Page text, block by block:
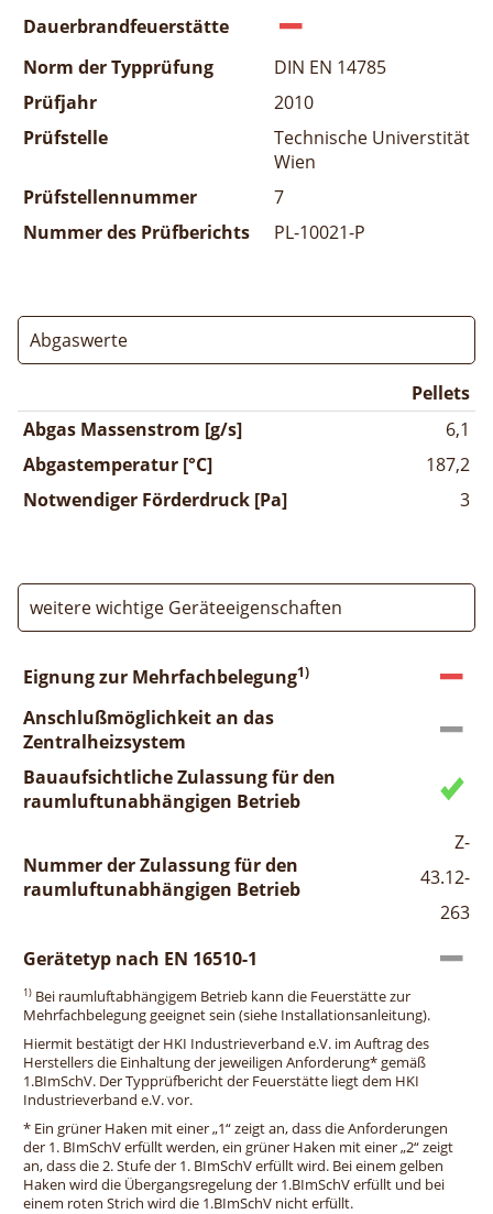
Dauerbrandfeuerstätte
Norm der Typprüfung
DIN EN 14785
Prüfjahr
2010
Prüfstelle
Technische Universtität
Wien
Prüfstellennummer
7
Nummer des Prüfberichts
PL-10021-P
Abgaswerte
Pellets
Abgas Massenstrom [g/s]
6,1
Abgastemperatur [°C]
187,2
Notwendiger Förderdruck [Pa]
3
weitere wichtige Geräteeigenschaften
Eignung zur Mehrfachbelegung1)
Anschlußmöglichkeit an das
Zentralheizsystem
Bauaufsichtliche Zulassung für den
raumluftunabhängigen Betrieb
Nummer der Zulassung für den
raumluftunabhängigen Betrieb
Z-
43.12-
263
Gerätetyp nach EN 16510-1
1) Bei raumluftabhängigem Betrieb kann die Feuerstätte zur
Mehrfachbelegung geeignet sein (siehe Installationsanleitung).
Hiermit bestätigt der HKI Industrieverband e.V. im Auftrag des
Herstellers die Einhaltung der jeweiligen Anforderung* gemäß
1.BImSchV. Der Typprüfbericht der Feuerstätte liegt dem HKI
Industrieverband e.V. vor.
* Ein grüner Haken mit einer „1“ zeigt an, dass die Anforderungen
der 1. BImSchV erfüllt werden, ein grüner Haken mit einer „2“ zeigt
an, dass die 2. Stufe der 1. BImSchV erfüllt wird. Bei einem gelben
Haken wird die Übergangsregelung der 1.BImSchV erfüllt und bei
einem roten Strich wird die 1.BImSchV nicht erfüllt.